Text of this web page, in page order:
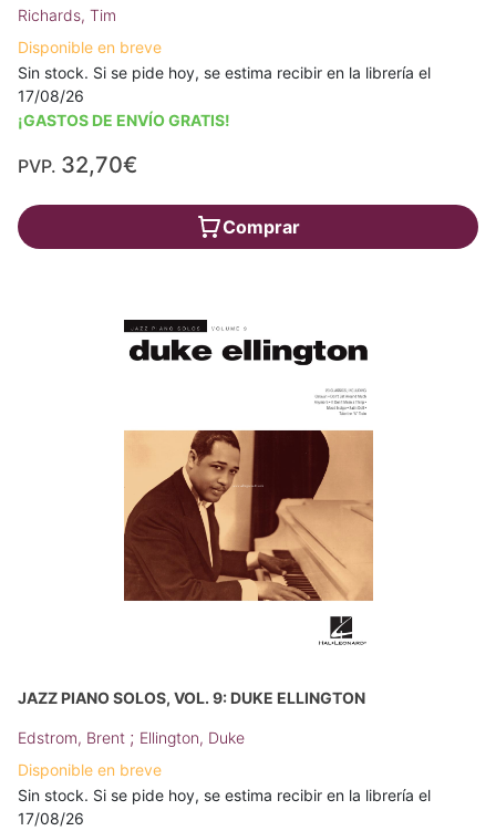
Richards, Tim
Disponible en breve
Sin stock. Si se pide hoy, se estima recibir en la librería el
17/08/26
¡GASTOS DE ENVÍO GRATIS!
PVP. 32,70€
Comprar
JAZZ PIANO SOLOS, VOL. 9: DUKE ELLINGTON
Edstrom, Brent ; Ellington, Duke
Disponible en breve
Sin stock. Si se pide hoy, se estima recibir en la librería el
17/08/26